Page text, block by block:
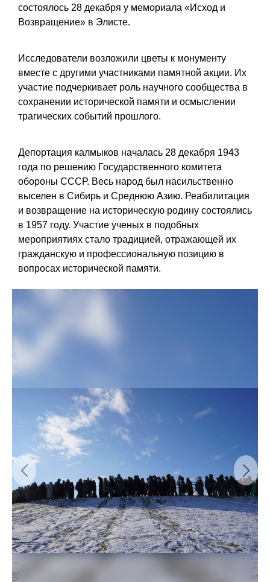
состоялось 28 декабря у мемориала «Исход и
Возвращение» в Элисте.
Исследователи возложили цветы к монументу
вместе с другими участниками памятной акции. Их
участие подчеркивает роль научного сообщества в
сохранении исторической памяти и осмыслении
трагических событий прошлого.
Депортация калмыков началась 28 декабря 1943
года по решению Государственного комитета
обороны СССР. Весь народ был насильственно
выселен в Сибирь и Среднюю Азию. Реабилитация
и возвращение на историческую родину состоялись
в 1957 году. Участие ученых в подобных
мероприятиях стало традицией, отражающей их
гражданскую и профессиональную позицию в
вопросах исторической памяти.
Previous Next